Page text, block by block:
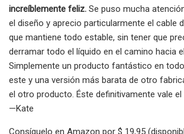
increíblemente feliz. Se puso mucha
el diseño y aprecio particularmente el cable
que mantiene todo estable, sin tener que
derramar todo el líquido en el camino hacia
Simplemente un producto fantástico en
este y una versión más barata de otro
el otro producto. Éste definitivamente vale
—Kate
Consíguelo en Amazon por $ 19,95